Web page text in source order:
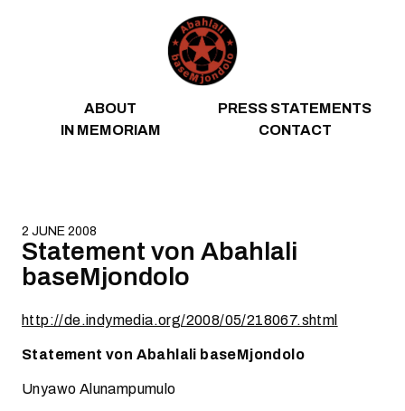
ABOUT
PRESS STATEMENTS
IN MEMORIAM
CONTACT
2 JUNE 2008
Statement von Abahlali
baseMjondolo
http://de.indymedia.org/2008/05/218067.shtml
Statement von Abahlali baseMjondolo
Unyawo Alunampumulo